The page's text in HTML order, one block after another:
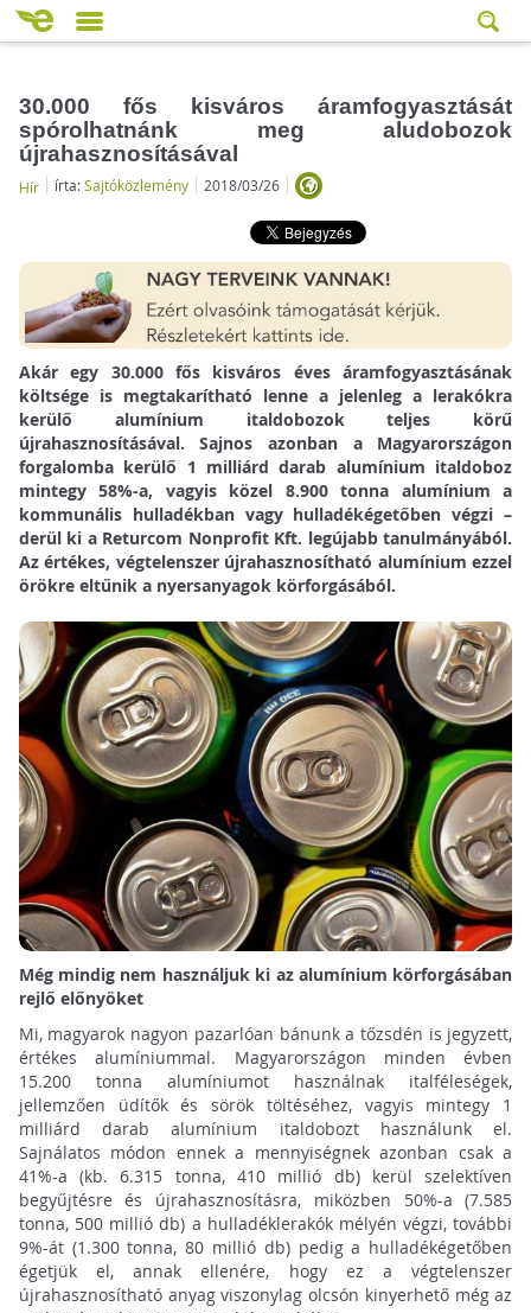
30.000 fős kisváros áramfogyasztását
spórolhatnánk meg aludobozok
újrahasznosításával
Hír írta:Sajtóközlemény 2018/03/26
Akár egy 30.000 fős kisváros éves áramfogyasztásának
költsége is megtakarítható lenne a jelenleg a lerakókra
kerülő alumínium italdobozok teljes körű
újrahasznosításával. Sajnos azonban a Magyarországon
forgalomba kerülő 1 milliárd darab alumínium italdoboz
mintegy 58%-a, vagyis közel 8.900 tonna alumínium a
kommunális hulladékban vagy hulladékégetőben végzi –
derül ki a Returcom Nonprofit Kft. legújabb tanulmányából.
Az értékes, végtelenszer újrahasznosítható alumínium ezzel
örökre eltűnik a nyersanyagok körforgásából.
Még mindig nem használjuk ki az alumínium körforgásában
rejlő előnyöket
Mi, magyarok nagyon pazarlóan bánunk a tőzsdén is jegyzett,
értékes alumíniummal. Magyarországon minden évben
15.200 tonna alumíniumot használnak italféleségek,
jellemzően üdítők és sörök töltéséhez, vagyis mintegy 1
milliárd darab alumínium italdobozt használunk el.
Sajnálatos módon ennek a mennyiségnek azonban csak a
41%-a (kb. 6.315 tonna, 410 millió db) kerül szelektíven
begyűjtésre és újrahasznosításra, miközben 50%-a (7.585
tonna, 500 millió db) a hulladéklerakók mélyén végzi, további
9%-át (1.300 tonna, 80 millió db) pedig a hulladékégetőben
égetjük el, annak ellenére, hogy ez a végtelenszer
újrahasznosítható anyag viszonylag olcsón kinyerhető még az